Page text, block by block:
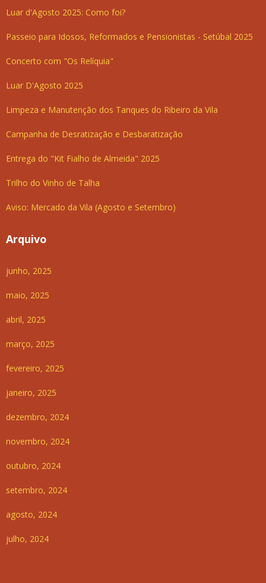
Luar d'Agosto 2025: Como foi?
Passeio para Idosos, Reformados e Pensionistas - Setúbal 2025
Concerto com "Os Relíquia"
Luar D'Agosto 2025
Limpeza e Manutenção dos Tanques do Ribeiro da Vila
Campanha de Desratização e Desbaratização
Entrega do "Kit Fialho de Almeida" 2025
Trilho do Vinho de Talha
Aviso: Mercado da Vila (Agosto e Setembro)
Arquivo
junho, 2025
maio, 2025
abril, 2025
março, 2025
fevereiro, 2025
janeiro, 2025
dezembro, 2024
novembro, 2024
outubro, 2024
setembro, 2024
agosto, 2024
julho, 2024